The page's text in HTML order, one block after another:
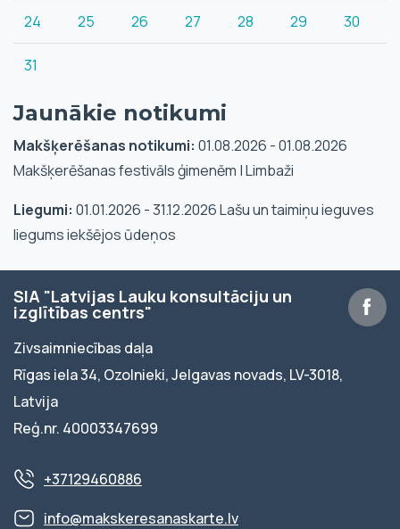
24 25 26 27 28 29 30
31
Jaunākie notikumi
Makšķerēšanas notikumi: 01.08.2026 - 01.08.2026
Makšķerēšanas festivāls ģimenēm | Limbaži
Liegumi: 01.01.2026 - 31.12.2026 Lašu un taimiņu ieguves
liegums iekšējos ūdeņos
SIA "Latvijas Lauku konsultāciju un
izglītības centrs"
Zivsaimniecības daļa
Rīgas iela 34, Ozolnieki, Jelgavas novads, LV-3018,
Latvija
Reģ.nr. 40003347699
+37129460886
info@makskeresanaskarte.lv